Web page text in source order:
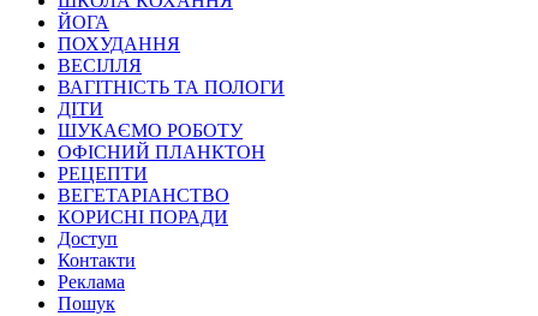
ЙОГА
ПОХУДАННЯ
ВЕСІЛЛЯ
ВАГІТНІСТЬ ТА ПОЛОГИ
ДІТИ
ШУКАЄМО РОБОТУ
ОФІСНИЙ ПЛАНКТОН
РЕЦЕПТИ
ВЕГЕТАРІАНСТВО
КОРИСНІ ПОРАДИ
Доступ
Контакти
Реклама
Пошук